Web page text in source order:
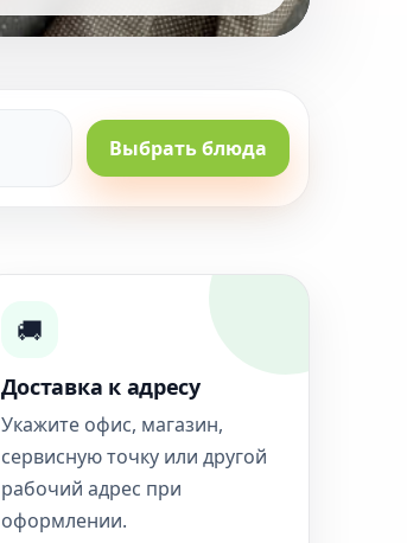
Выбрать блюда
🚚
Доставка к адресу
Укажите офис, магазин,
сервисную точку или другой
рабочий адрес при
оформлении.